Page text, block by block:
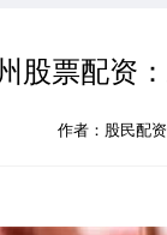
股票配资
作者：股民配